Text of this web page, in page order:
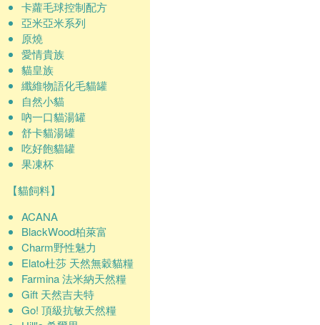
卡蘿毛球控制配方
亞米亞米系列
原燒
愛情貴族
貓皇族
纖維物語化毛貓罐
自然小貓
吶一口貓湯罐
舒卡貓湯罐
吃好飽貓罐
果凍杯
【貓飼料】
ACANA
BlackWood柏萊富
Charm野性魅力
Elato杜莎 天然無穀貓糧
Farmina 法米納天然糧
Gift 天然吉夫特
Go! 頂級抗敏天然糧